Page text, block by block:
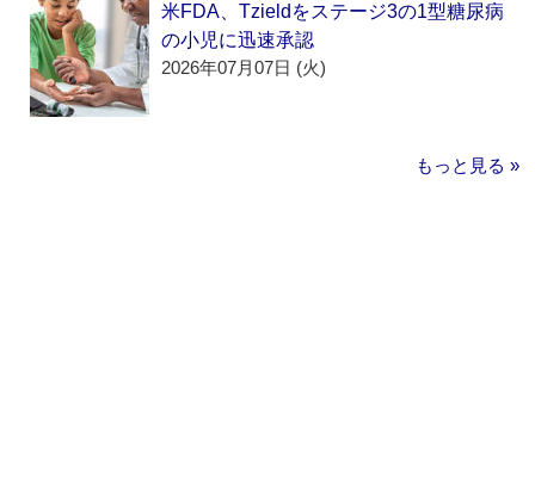
米FDA、Tzieldをステージ3の1型糖尿病
の小児に迅速承認
2026年07月07日 (火)
もっと見る »